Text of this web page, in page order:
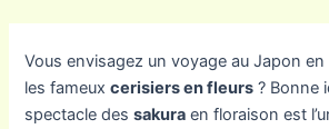
Vous envisagez un voyage au Japon
les fameuxcerisiers en fleurs ? Bonne
spectacle dessakura en floraison est